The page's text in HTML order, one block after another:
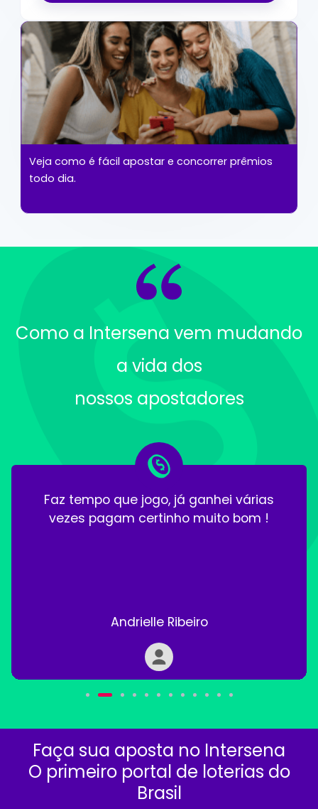
Veja como é fácil apostar e concorrer prêmios
todo dia.
Como a Intersena vem mudando
a vida dos
nossos apostadores
Gostei ! vou comprar direto, gostei.
Domingoscirinoda Silva
Faça sua aposta no Intersena
O primeiro portal de loterias do
Brasil